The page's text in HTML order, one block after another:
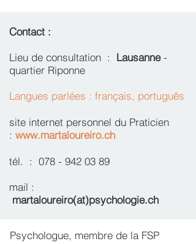
Contact :
Lieu de consultation : Lausanne-
quartier Riponne
Langues parlées : français, português
site internet personnel du Praticien
: www.martaloureiro.ch
tél. : 078 - 942 03 89
mail :
martaloureiro(at)psychologie.ch
Psychologue, membre de la FSP